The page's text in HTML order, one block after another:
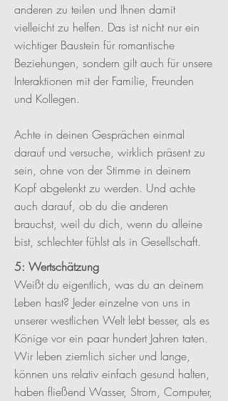
anderen zu teilen und Ihnen damit
vielleicht zu helfen. Das ist nicht nur ein
wichtiger Baustein für romantische
Beziehungen, sondern gilt auch für unsere
Interaktionen mit der Familie, Freunden
und Kollegen.
Achte in deinen Gesprächen einmal
darauf und versuche, wirklich präsent zu
sein, ohne von der Stimme in deinem
Kopf abgelenkt zu werden. Und achte
auch darauf, ob du die anderen
brauchst, weil du dich, wenn du alleine
bist, schlechter fühlst als in Gesellschaft.
5: Wertschätzung
Weißt du eigentlich, was du an deinem
Leben hast? Jeder einzelne von uns in
unserer westlichen Welt lebt besser, als es
Könige vor ein paar hundert Jahren taten.
Wir leben ziemlich sicher und lange,
können uns relativ einfach gesund halten,
haben fließend Wasser, Strom, Computer,